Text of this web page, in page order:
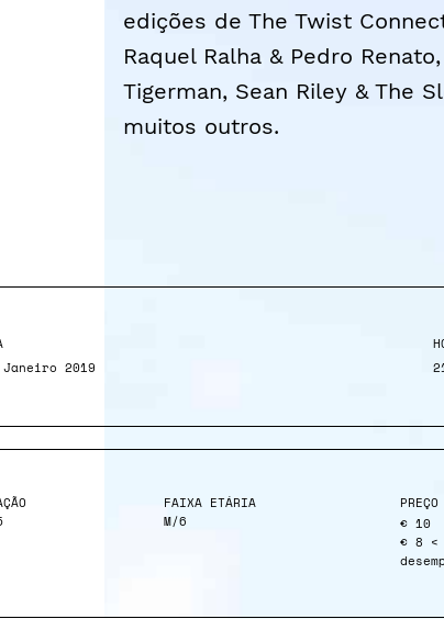
edições de The Twist
Raquel Ralha & Pedro
Tigerman, Sean Riley & The
muitos outros.
2019
FAIXA ETÁRIA
M/6
PREÇO
€ 10
€ 8 <